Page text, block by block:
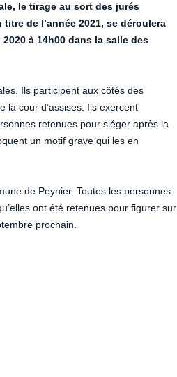
le tirage au sort des jurés
de l’année 2021, se déroulera
à 14h00 dans la salle des
Ils participent aux côtés des
la cour d’assises. Ils exercent
retenues pour siéger après la
un motif grave qui les en
de Peynier. Toutes les personnes
ont été retenues pour figurer sur
prochain.